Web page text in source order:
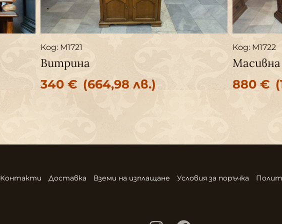
Код: M1721
Витрина
340€ (664,98 лв.)
Код: M1722
880 €
Контакти Доставка Вземи на изплащане Условия за поръчка